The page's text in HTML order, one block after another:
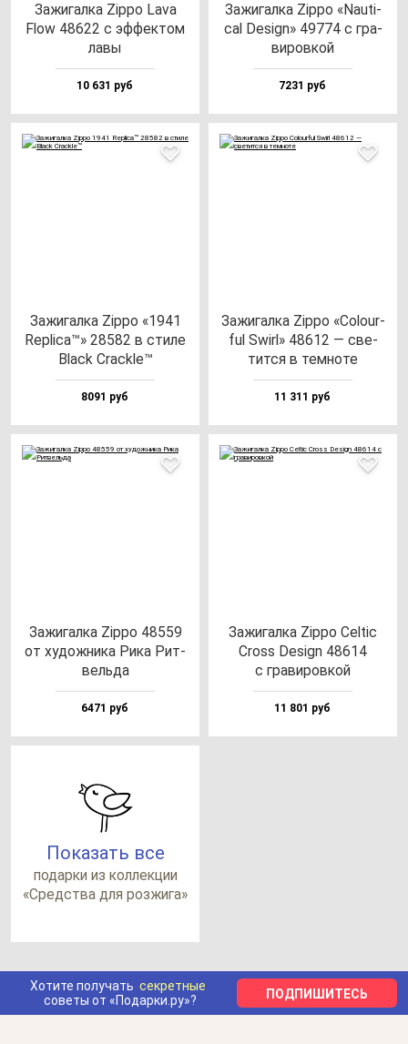
Зажи­гал­ка Zip­po Lava
Flow 48622 с эф­фек­том
ла­вы
10 631 руб
Зажи­гал­ка Zip­po «Nauti­
cal Design» 49774 с гра­
ви­ров­кой
7231 руб
Зажи­гал­ка Zip­po «1941
Rep­li­ca™» 28582 в сти­ле
Black Crac­kle™
8091 руб
Зажи­гал­ка Zip­po «Colo­ur­
ful Swirl» 48612 — све­
тит­ся в тем­но­те
11 311 руб
Зажи­гал­ка Zip­po 48559
от ху­дож­ни­ка Рика Рит­
вель­да
6471 руб
Зажи­гал­ка Zip­po Cel­tic
Cross Design 48614
с гра­ви­ров­кой
11 801 руб
Показать все
по­дар­ки из кол­лек­ции
«Средс­тва для роз­жи­га»
Хотите получать секретные
советы от «Подарки.ру»?
ПОДПИШИТЕСЬ